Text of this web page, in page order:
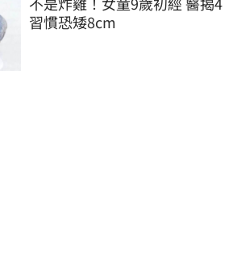
習慣恐矮8cm